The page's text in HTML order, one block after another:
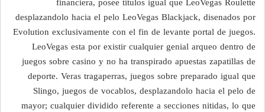
desplazandolo hacia el pelo LeoVegas Blackjack, disenados por
Evolution exclusivamente con el fin de levante portal de juegos.
LeoVegas esta por existir cualquier genial arqueo dentro de
juegos sobre casino y no ha transpirado apuestas zapatillas de
deporte. Veras tragaperras, juegos sobre preparado igual que
Slingo, juegos de vocablos, desplazandolo hacia el pelo de
mayor; cualquier dividido referente a secciones nitidas, lo que